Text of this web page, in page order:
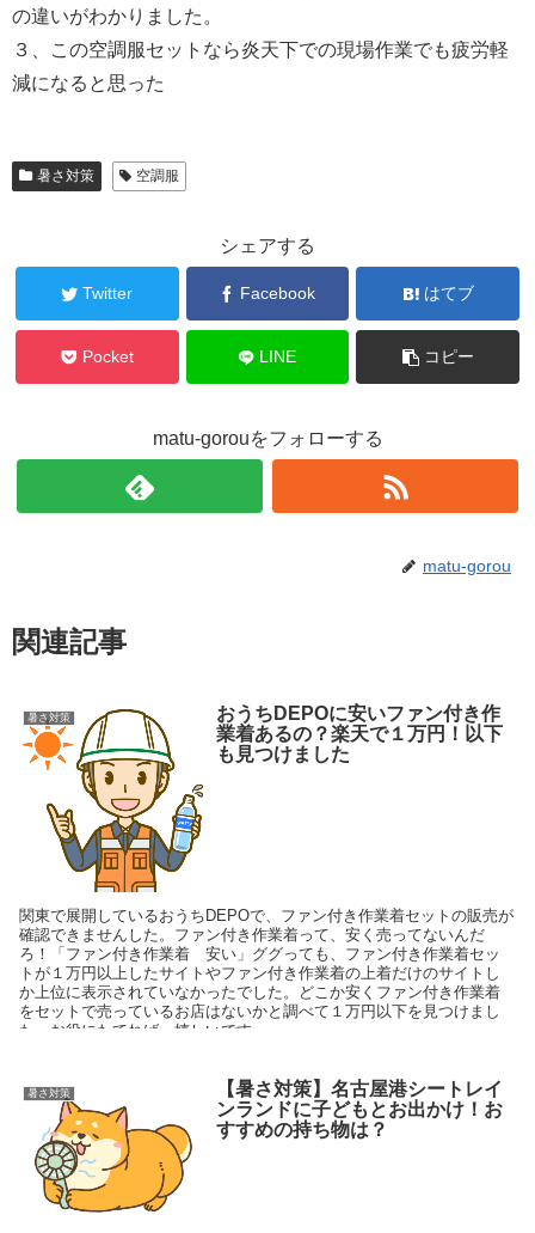
の違いがわかりました。
３、この空調服セットなら炎天下での現場作業でも疲労軽
減になると思った
暑さ対策 空調服
シェアする
Twitter Facebook はてブ
Pocket LINE コピー
matu-gorouをフォローする
matu-gorou
関連記事
暑さ対策
おうちDEPOに安いファン付き作
業着あるの？楽天で１万円！以下
も見つけました
関東で展開しているおうちDEPOで、ファン付き作業着セットの販売が
確認できませんした。ファン付き作業着って、安く売ってないんだ
ろ！「ファン付き作業着 安い」ググっても、ファン付き作業着セッ
トが１万円以上したサイトやファン付き作業着の上着だけのサイトし
か上位に表示されていなかったでした。どこか安くファン付き作業着
をセットで売っているお店はないかと調べて１万円以下を見つけまし
た。お役にたてれば、嬉しいです。
暑さ対策
【暑さ対策】名古屋港シートレイ
ンランドに子どもとお出かけ！お
すすめの持ち物は？